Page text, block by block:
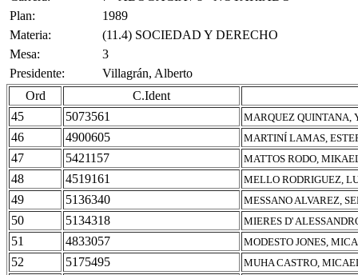
Plan:
1989
Materia:
(11.4) SOCIEDAD Y DERECHO
Mesa:
3
Presidente:
Villagrán, Alberto
Ord
C.Ident
45
5073561 MARQUEZ QUINTANA,
46 4900605 MARTINÍ LAMAS,
47 5421157 MATTOS RODO,
48 4519161 MELLO RODRIGUEZ,
49 5136340 MESSANO ALVAREZ,
50 5134318 MIERES D'
51 4833057 MODESTO JONES,
52 5175495 MUHA CASTRO,